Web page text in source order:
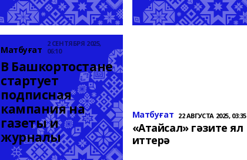
Матбуғат
2 СЕНТЯБРЯ 2025,
06:10
В Башкортостане
стартует
подписная
кампания на
газеты и
журналы
Матбуғат 22 АВГУСТА 2025, 03:35
«Атайсал» гәзите ял
иттерә